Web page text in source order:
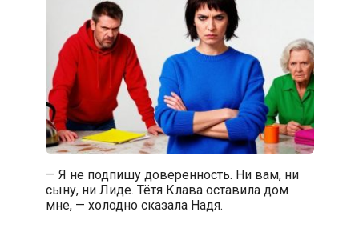
— Я не подпишу доверенность. Ни вам, ни
сыну, ни Лиде. Тётя Клава оставила дом
мне, — холодно сказала Надя.